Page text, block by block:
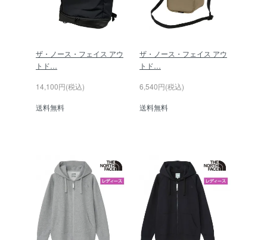
ザ・ノース・フェイス アウ
トド…
14,100円(税込)
送料無料
ザ・ノース・フェイス アウ
トド…
6,540円(税込)
送料無料